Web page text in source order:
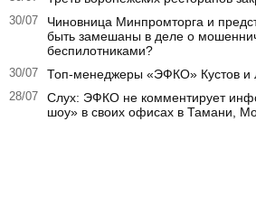
30/07
Чиновница Минпромторга и
быть замешаны в деле о
беспилотниками?
30/07 Топ-менеджеры «ЭФКО» Кустов и
28/07
Слух: ЭФКО не комментирует
шоу» в своих офисах в Тамани,